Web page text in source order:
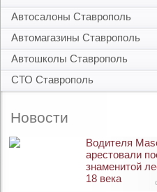
Автосалоны Ставрополь
Автомагазины Ставрополь
Автошколы Ставрополь
СТО Ставрополь
Новости
Водителя
арестовали
знаменитой
18 века